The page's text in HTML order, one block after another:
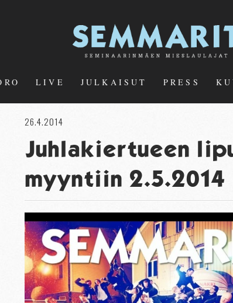
LIVE JULKAISUT PRESS
26.4.2014
Juhlakiertueen
myyntiin 2.5.2014